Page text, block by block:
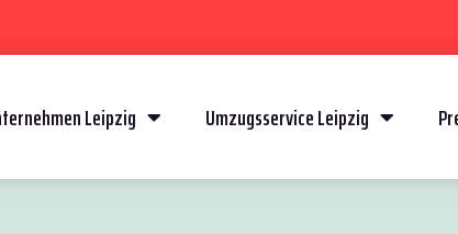
Leipzig Umzugsservice Leipzig